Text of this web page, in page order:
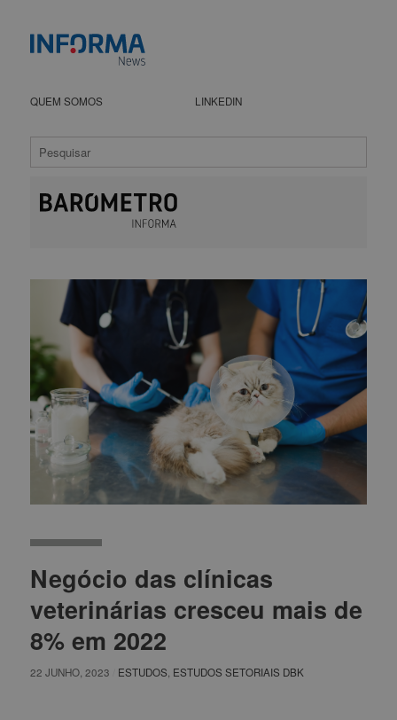
QUEM SOMOS LINKEDIN
Negócio das clínicas
veterinárias cresceu mais de
8% em 2022
22 JUNHO, 2023 ESTUDOS ESTUDOS SETORIAIS DBK